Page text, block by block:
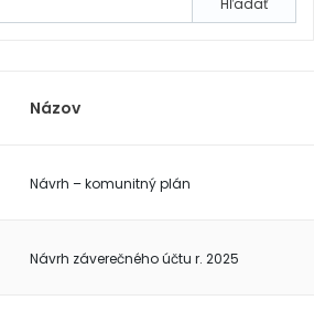
Názov
Návrh – komunitný plán
Návrh záverečného účtu r. 2025